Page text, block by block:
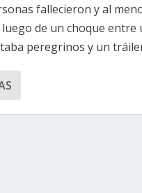
fallecieron y al
de un choque entre
peregrinos y un